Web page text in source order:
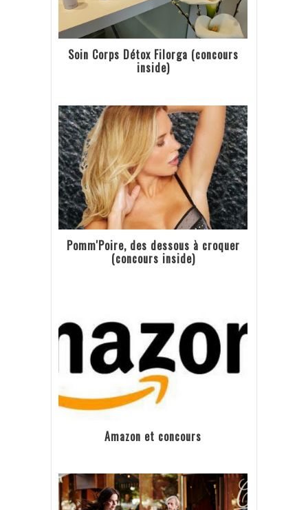
Soin Corps Détox Filorga (concours
inside)
Pomm'Poire, des dessous à croquer
(concours inside)
Amazon et concours